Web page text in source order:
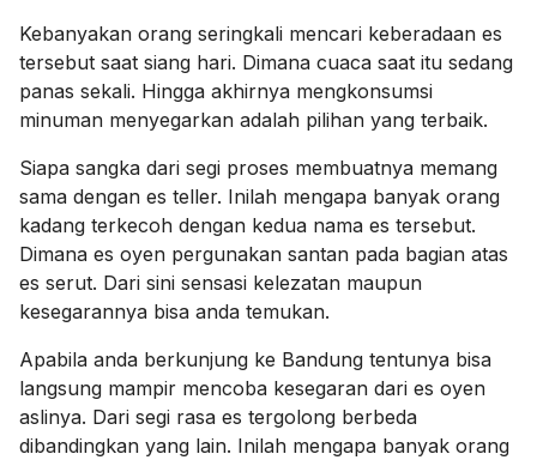
Kebanyakan orang seringkali mencari keberadaan es
tersebut saat siang hari. Dimana cuaca saat itu sedang
panas sekali. Hingga akhirnya mengkonsumsi
minuman menyegarkan adalah pilihan yang terbaik.
Siapa sangka dari segi proses membuatnya memang
sama dengan es teller. Inilah mengapa banyak orang
kadang terkecoh dengan kedua nama es tersebut.
Dimana es oyen pergunakan santan pada bagian atas
es serut. Dari sini sensasi kelezatan maupun
kesegarannya bisa anda temukan.
Apabila anda berkunjung ke Bandung tentunya bisa
langsung mampir mencoba kesegaran dari es oyen
aslinya. Dari segi rasa es tergolong berbeda
dibandingkan yang lain. Inilah mengapa banyak orang